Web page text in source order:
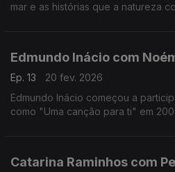
mar e as histórias que a natureza
Edmundo Inácio com
Ep. 13
20 fev. 2026
Edmundo Inácio começou a
como "Uma canção para ti" em
Catarina Raminhos com